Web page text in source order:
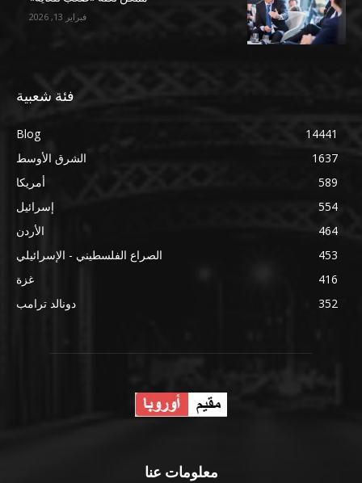
فبراير 13, 2026
فئة شعبية
Blog
14441
الشرق الأوسط
1637
أمريكا
589
إسرائيل
554
الأردن
464
الصراع الفلسطيني - الإسرائيلي
453
غزة
416
دونالد ترامب
352
معلومات عنا